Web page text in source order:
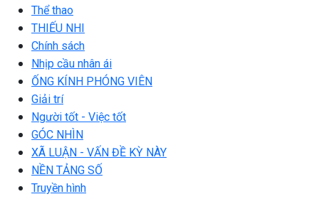
Thể thao
THIẾU NHI
Chính sách
Nhịp cầu nhân ái
ỐNG KÍNH PHÓNG VIÊN
Giải trí
Người tốt - Việc tốt
GÓC NHÌN
XÃ LUẬN - VẤN ĐỀ KỲ NÀY
NỀN TẢNG SỐ
Truyền hình